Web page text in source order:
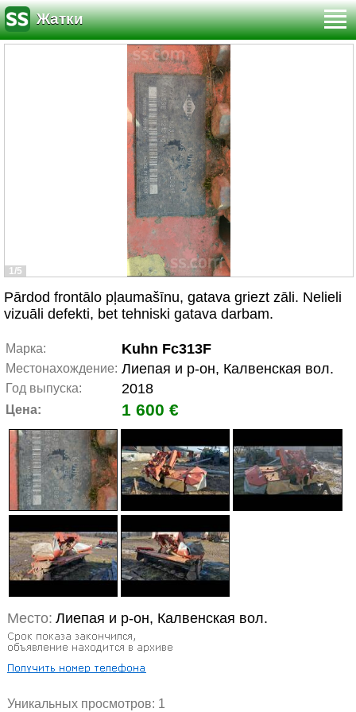
Жатки
1/5
Pārdod frontālo pļaumašīnu, gatava griezt zāli. Nelieli
vizuāli defekti, bet tehniski gatava darbam.
Марка: Kuhn Fc313F
Местонахождение: Лиепая и р-он, Калвенская вол.
Год выпуска: 2018
Цена: 1 600 €
Место: Лиепая и р-он, Калвенская вол.
Уникальных просмотров: 1